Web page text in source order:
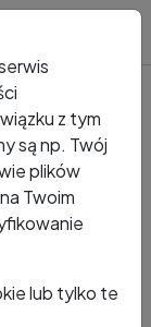
z tym
są np. Twój
plików
Twoim
lub tylko te